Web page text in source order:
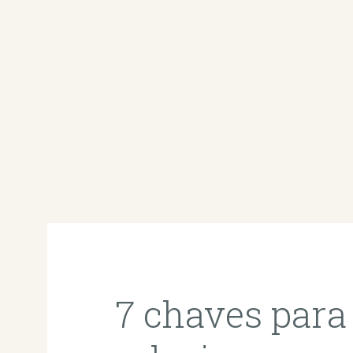
7 chaves